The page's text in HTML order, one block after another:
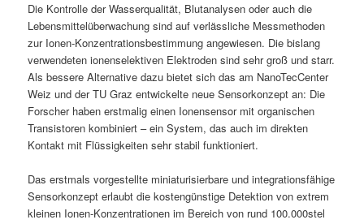
Die Kontrolle der Wasserqualität, Blutanalysen oder auch die
Lebensmittelüberwachung sind auf verlässliche Messmethoden
zur Ionen-Konzentrationsbestimmung angewiesen. Die bislang
verwendeten ionenselektiven Elektroden sind sehr groß und starr.
Als bessere Alternative dazu bietet sich das am NanoTecCenter
Weiz und der TU Graz entwickelte neue Sensorkonzept an: Die
Forscher haben erstmalig einen Ionensensor mit organischen
Transistoren kombiniert – ein System, das auch im direkten
Kontakt mit Flüssigkeiten sehr stabil funktioniert.
Das erstmals vorgestellte miniaturisierbare und integrationsfähige
Sensorkonzept erlaubt die kostengünstige Detektion von extrem
kleinen Ionen-Konzentrationen im Bereich von rund 100.000stel